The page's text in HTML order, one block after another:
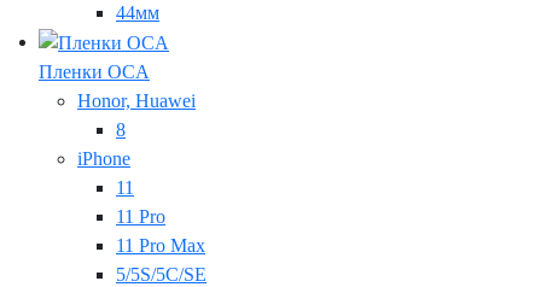
44мм
Пленки OCA
Honor, Huawei
8
iPhone
11
11 Pro
11 Pro Max
5/5S/5C/SE